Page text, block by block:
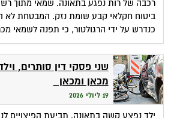
רכבה של רות נפגע בתאונה. שמאי מתוך
ביטוח חקלאי קבע שומת נזק. המבטחת לא
כנדרש על ידי הרגולטור, כי תפנה לשמאי
שני פסקי דין סותרים,
מכאן ומכאן
19 ליולי 2026
ילד נפצע קשה בתאונה. תביעת הפיצויים